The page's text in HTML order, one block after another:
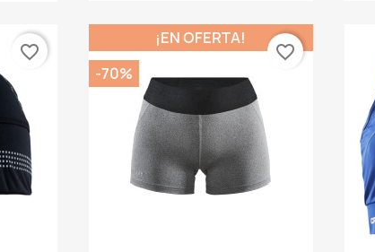
favorite_border
¡EN OFERTA!
-70%
favorite_border